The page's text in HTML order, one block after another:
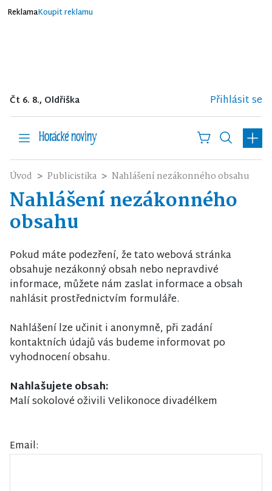
ReklamaKoupit reklamu
Čt 6. 8., Oldřiška Přihlásit se
Úvod Publicistika Nahlášení nezákonného obsahu
Nahlášení nezákonného
obsahu
Pokud máte podezření, že tato webová stránka
obsahuje nezákonný obsah nebo nepravdivé
informace, můžete nám zaslat informace a obsah
nahlásit prostřednictvím formuláře.
Nahlášení lze učinit i anonymně, při zadání
kontaktních údajů vás budeme informovat po
vyhodnocení obsahu.
Nahlašujete obsah:
Malí sokolové oživili Velikonoce divadélkem
Email: